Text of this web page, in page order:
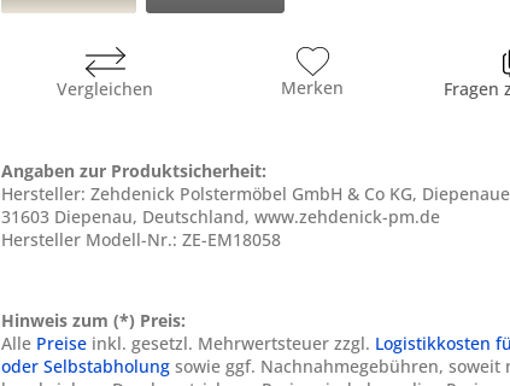
Vergleichen Merken Fragen
Angaben zur Produktsicherheit:
Hersteller: Zehdenick Polstermöbel GmbH & Co KG,
31603 Diepenau, Deutschland, www.zehdenick-pm.de
Hersteller Modell-Nr.: ZE-EM18058
Hinweis zum (*) Preis:
Alle Preiseinkl. gesetzl. Mehrwertsteuer zzgl. Logistikkosten
oder Selbstabholungsowie ggf. Nachnahmegebühren, soweit